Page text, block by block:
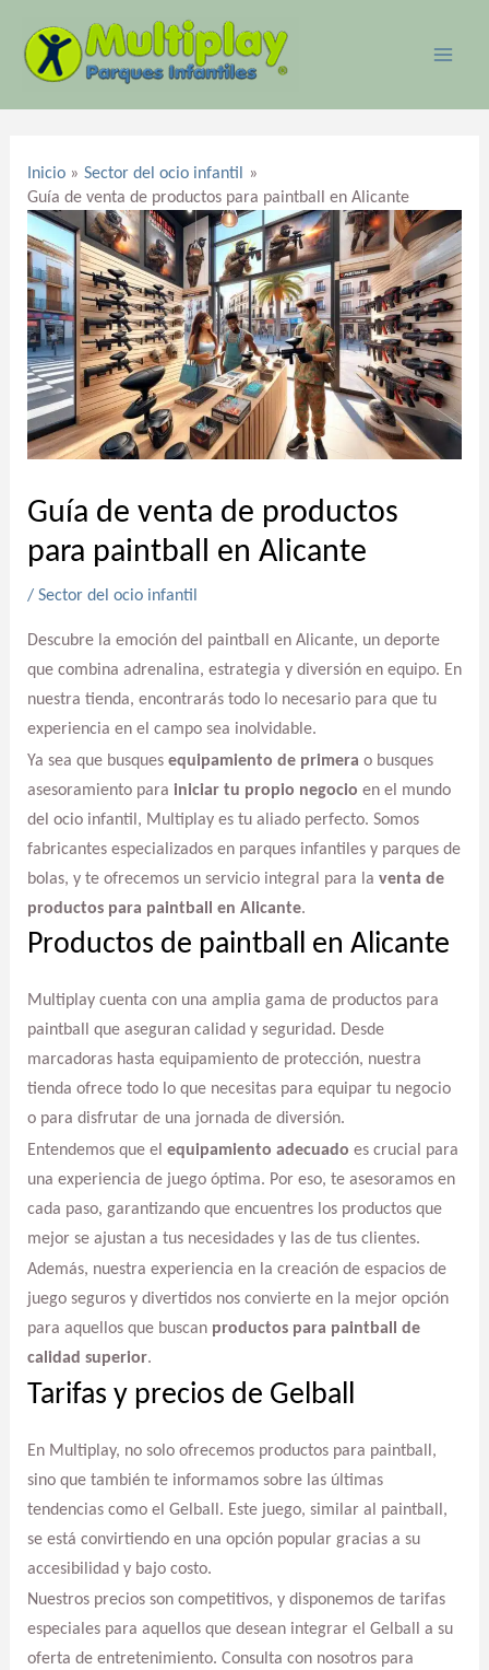
contenido
Inicio
Sector del ocio infantil
Guía de venta de productos para paintball en Alicante
Guía de venta de productos
para paintball en Alicante
/ Sector del ocio infantil
Descubre la emoción del paintball en Alicante, un deporte
que combina adrenalina, estrategia y diversión en equipo. En
nuestra tienda, encontrarás todo lo necesario para que tu
experiencia en el campo sea inolvidable.
Ya sea que busques equipamiento de primera o busques
asesoramiento para iniciar tu propio negocio en el mundo
del ocio infantil, Multiplay es tu aliado perfecto. Somos
fabricantes especializados en parques infantiles y parques de
bolas, y te ofrecemos un servicio integral para la venta de
productos para paintball en Alicante.
Productos de paintball en Alicante
Multiplay cuenta con una amplia gama de productos para
paintball que aseguran calidad y seguridad. Desde
marcadoras hasta equipamiento de protección, nuestra
tienda ofrece todo lo que necesitas para equipar tu negocio
o para disfrutar de una jornada de diversión.
Entendemos que el equipamiento adecuado es crucial para
una experiencia de juego óptima. Por eso, te asesoramos en
cada paso, garantizando que encuentres los productos que
mejor se ajustan a tus necesidades y las de tus clientes.
Además, nuestra experiencia en la creación de espacios de
juego seguros y divertidos nos convierte en la mejor opción
para aquellos que buscan productos para paintball de
calidad superior.
Tarifas y precios de Gelball
En Multiplay, no solo ofrecemos productos para paintball,
sino que también te informamos sobre las últimas
tendencias como el Gelball. Este juego, similar al paintball,
se está convirtiendo en una opción popular gracias a su
accesibilidad y bajo costo.
Nuestros precios son competitivos, y disponemos de tarifas
especiales para aquellos que desean integrar el Gelball a su
oferta de entretenimiento. Consulta con nosotros para
entradas